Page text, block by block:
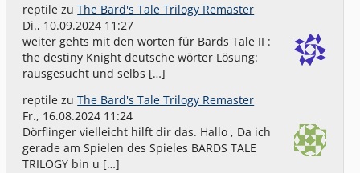
reptile zuThe Bard's Tale Trilogy Remaster
Di., 10.09.2024 11:27
weiter gehts mit den worten für Bards Tale II :
the destiny Knight deutsche wörter Lösung:
rausgesucht und selbs […]
reptile zuThe Bard's Tale Trilogy Remaster
Fr., 16.08.2024 11:24
Dörflinger vielleicht hilft dir das. Hallo , Da ich
gerade am Spielen des Spieles BARDS TALE
TRILOGY bin u […]